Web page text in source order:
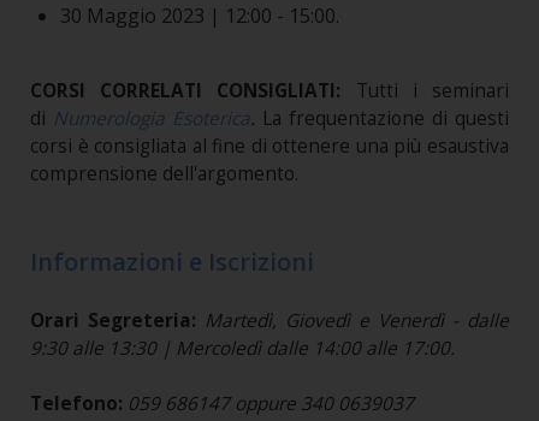
30 Maggio 2023 | 12:00 - 15:00.
CORSI CORRELATI CONSIGLIATI: Tutti i seminari
di Numerologia Esoterica. La frequentazione di questi
corsi è consigliata al fine di ottenere una più esaustiva
comprensione dell'argomento.
Informazioni e Iscrizioni
Orari Segreteria: Martedì, Giovedì e Venerdì - dalle
9:30 alle 13:30 | Mercoledì dalle 14:00 alle 17:00.
Telefono: 059 686147 oppure 340 0639037